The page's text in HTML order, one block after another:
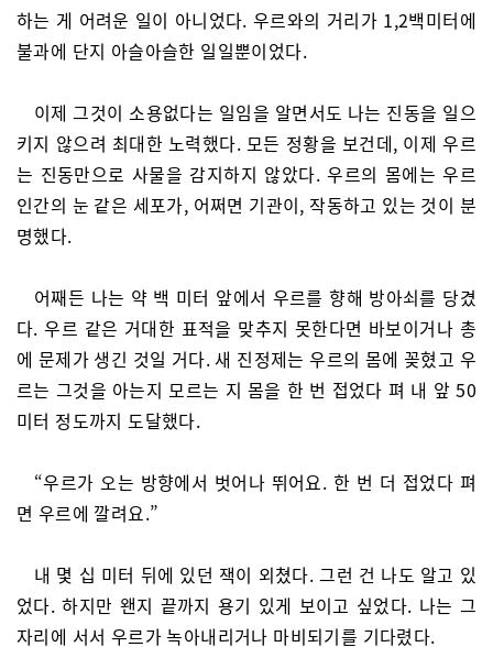
하는 게 어려운 일이 아니었다. 우르와의 거리가 1,2백미터에
불과에 단지 아슬아슬한 일일뿐이었다.
이제 그것이 소용없다는 일임을 알면서도 나는 진동을 일으
키지 않으려 최대한 노력했다. 모든 정황을 보건데, 이제 우르
는 진동만으로 사물을 감지하지 않았다. 우르의 몸에는 우르
인간의 눈 같은 세포가, 어쩌면 기관이, 작동하고 있는 것이 분
명했다.
어째든 나는 약 백 미터 앞에서 우르를 향해 방아쇠를 당겼
다. 우르 같은 거대한 표적을 맞추지 못한다면 바보이거나 총
에 문제가 생긴 것일 거다. 새 진정제는 우르의 몸에 꽂혔고 우
르는 그것을 아는지 모르는 지 몸을 한 번 접었다 펴 내 앞 50
미터 정도까지 도달했다.
“우르가 오는 방향에서 벗어나 뛰어요. 한 번 더 접었다 펴
면 우르에 깔려요.”
내 몇 십 미터 뒤에 있던 잭이 외쳤다. 그런 건 나도 알고 있
었다. 하지만 왠지 끝까지 용기 있게 보이고 싶었다. 나는 그
자리에 서서 우르가 녹아내리거나 마비되기를 기다렸다.